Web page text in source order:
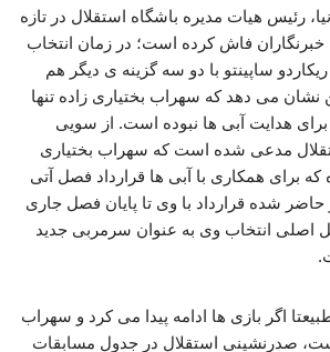
رئیس هیات مدیره باشگاه استقلال در تازه
خبرنگاران فاش کرده است؛ در زمان انتخاب
ساپینتو با دو سه گزینه ی دیگر هم
نشان می دهد که سهراب بختیاری زاده تنها
برای هدایت آبی ها نبوده است. از سویی
مدعی شده است که سهراب بختیاری
که برای همکاری با آبی ها قرارداد فصل آتی
شده قرارداد با وی تا پایان فصل جاری
اصلی انتخاب وی به عنوان سرمربی جدید
اگر بازی ها ادامه پیدا می کرد و سهراب
صدرنشینی استقلال در جدول مسابقات